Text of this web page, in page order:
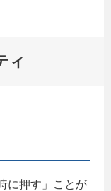
ィ
に押す」ことが